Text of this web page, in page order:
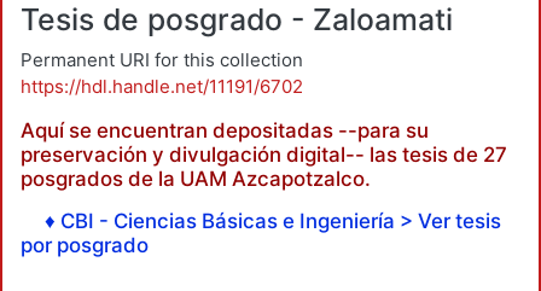
Tesis de posgrado - Zaloamati
Permanent URI for this collection
https://hdl.handle.net/11191/6702
Aquí se encuentran depositadas --para su
preservación y divulgación digital-- las tesis de 27
posgrados de la UAM Azcapotzalco.
♦ CBI - Ciencias Básicas e Ingeniería > Ver tesis
por posgrado